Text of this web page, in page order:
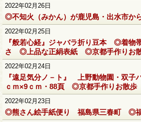
2022年02月26日
◎不知火（みかん）が鹿児島・出水市か
2022年02月25日
『般若心経』ジャバラ折り豆本 ◎着物
さ ◎上品な正絹表紙 ◎京都手作りお
2022年02月24日
『遠足気分ノ－ト』 上野動物園・双子
ｃｍ×9ｃｍ・88頁 ◎京都手作りお散歩
2022年02月23日
◎熊さん絵手紙便り 福島県三春町 ◎